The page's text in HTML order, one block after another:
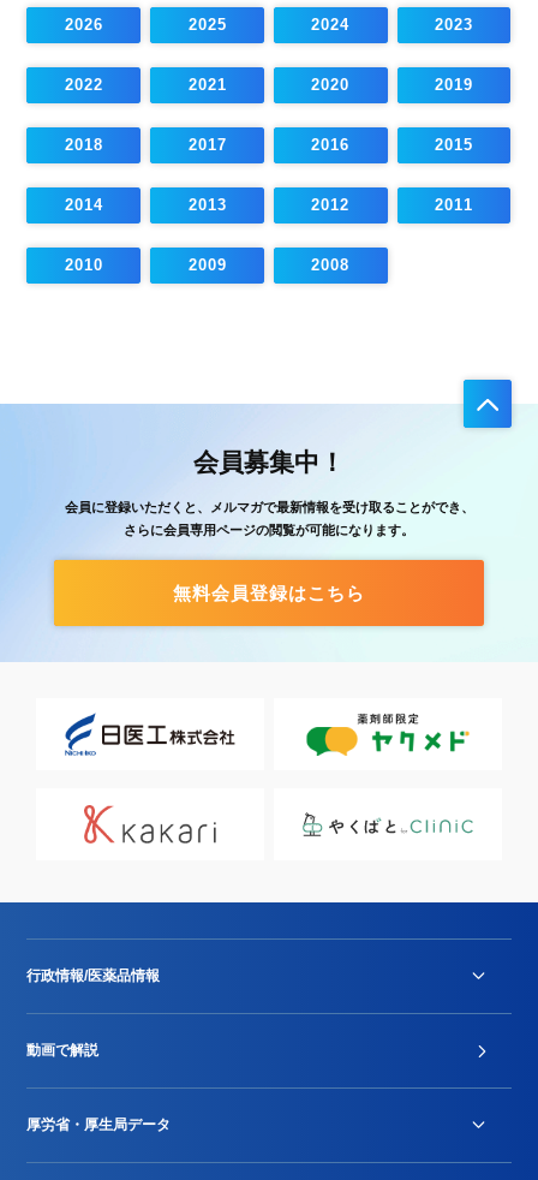
2026 2025 2024 2023
2022 2021 2020 2019
2018 2017 2016 2015
2014 2013 2012 2011
2010 2009 2008
会員募集中！
会員に登録いただくと、メルマガで最新情報を受け取ることができ、
さらに会員専用ページの閲覧が可能になります。
無料会員登録はこちら
行政情報/医薬品情報
Stu-GEレポート
動画で解説
厚労省・厚生局データ